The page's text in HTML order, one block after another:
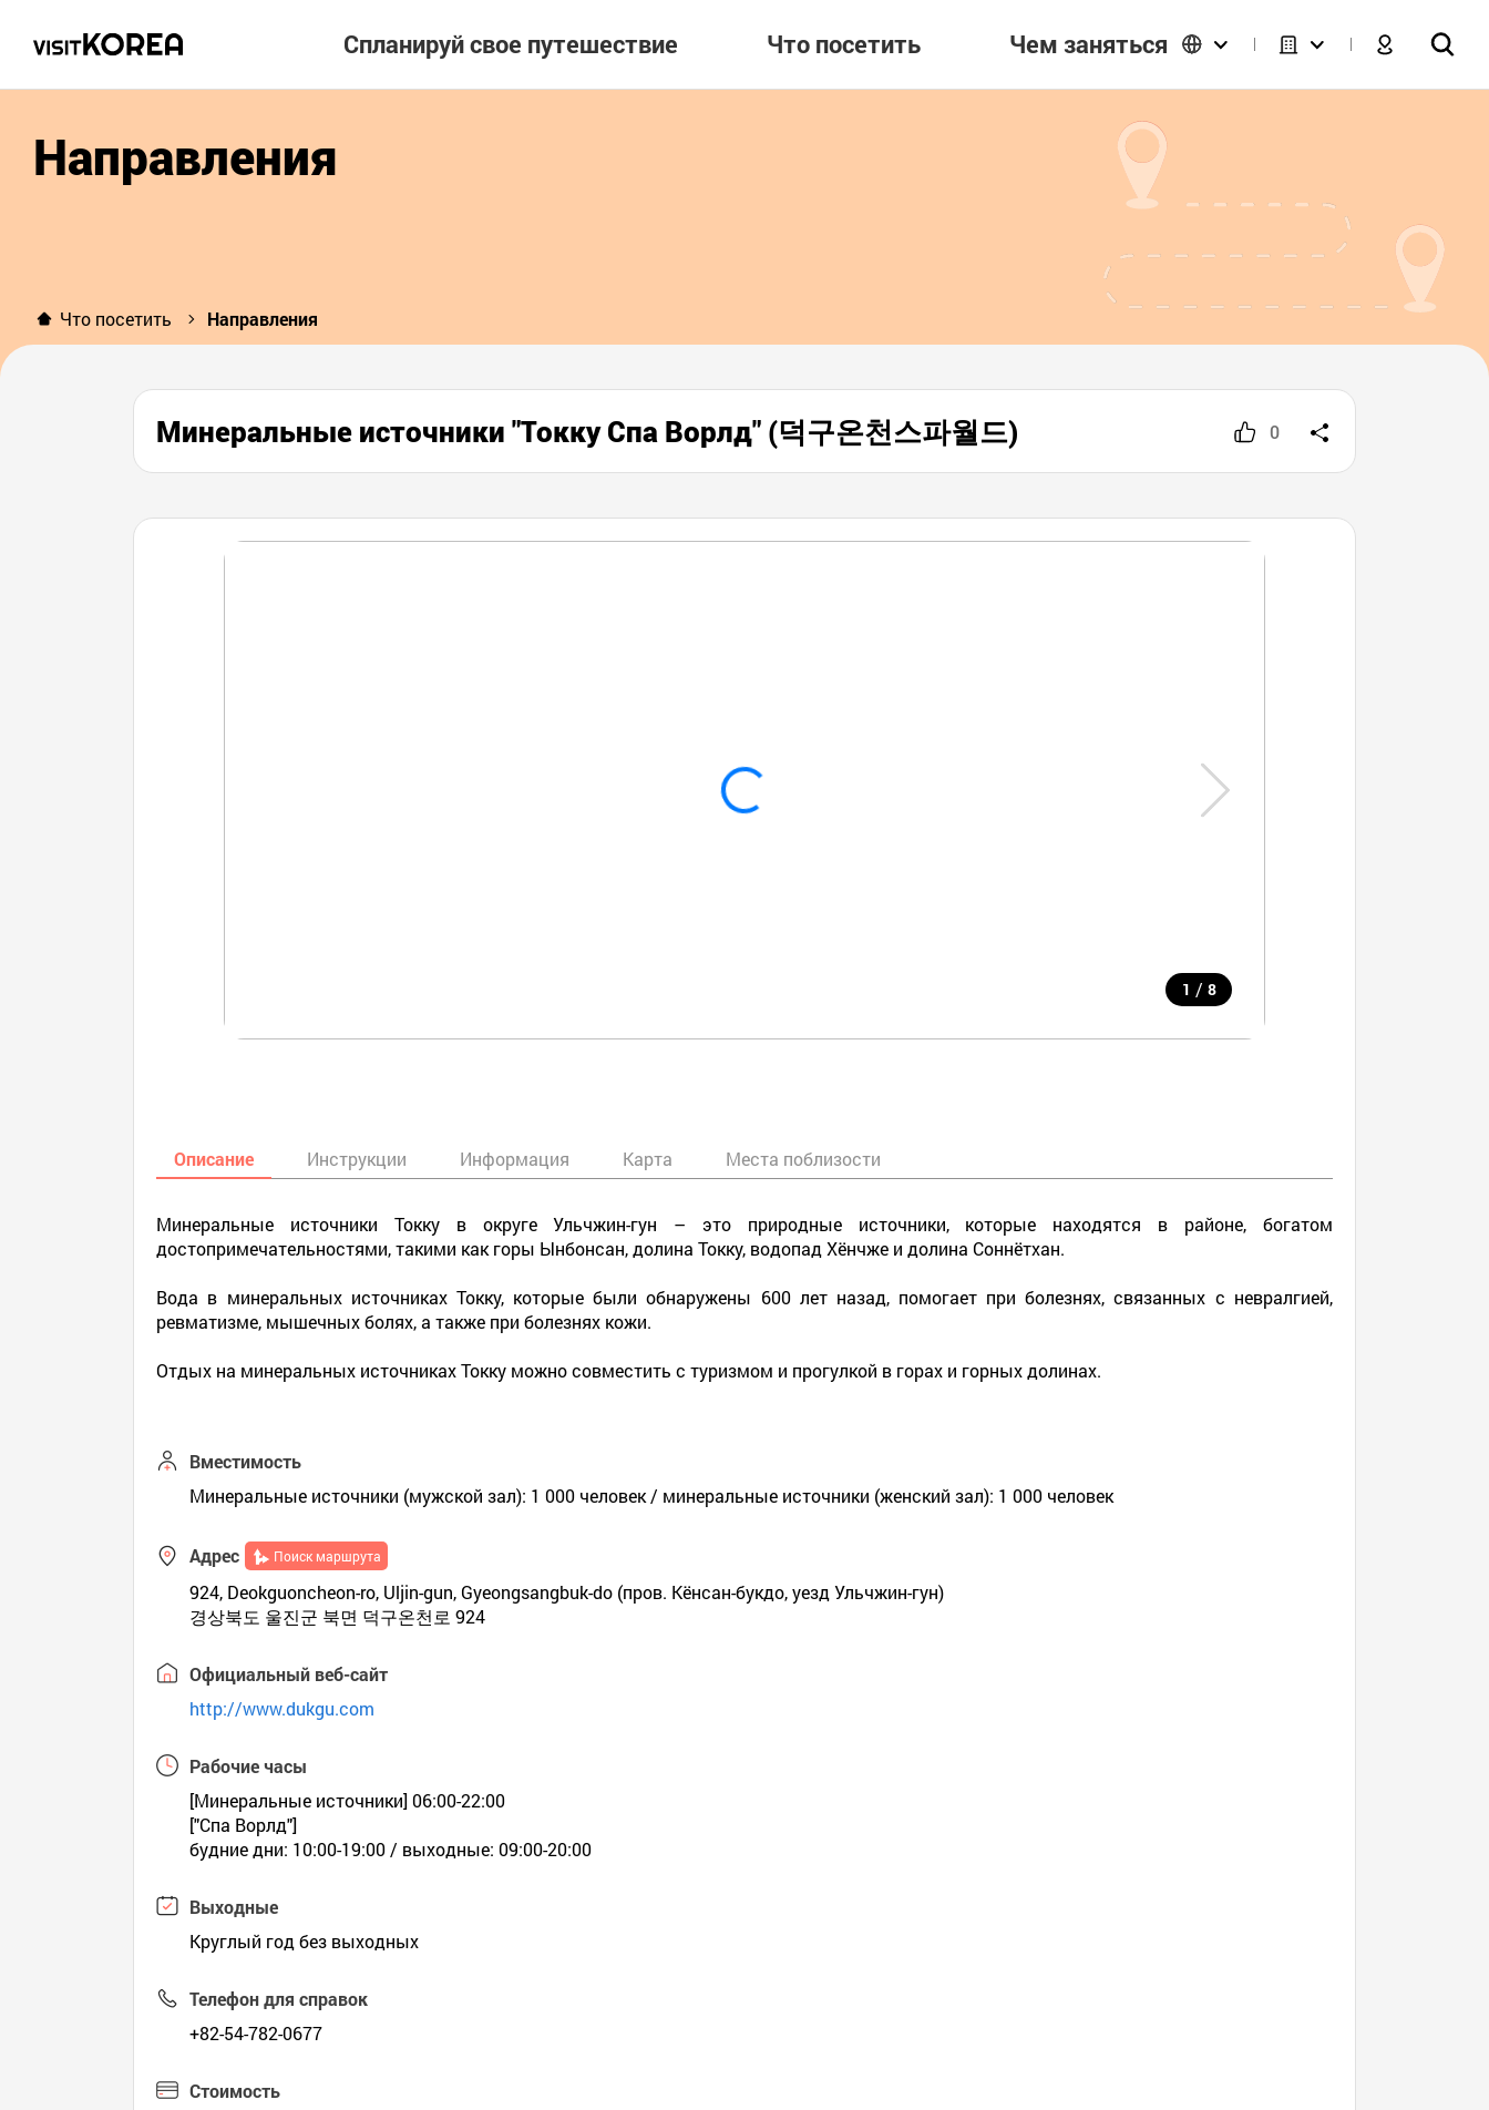
Спланируй свое путешествие Что посетить Чем заняться
Направления
Что посетить Направления
Минеральные источники "Токку Спа Ворлд" (덕구온천스파월드) 0
1 / 8
Описание Инструкции Информация Карта Места поблизости
Минеральные источники Токку в округе Ульчжин-гун – это природные источники, которые находятся в районе, богатом
достопримечательностями, такими как горы Ынбонсан, долина Токку, водопад Хёнчже и долина Соннётхан.
Вода в минеральных источниках Токку, которые были обнаружены 600 лет назад, помогает при болезнях, связанных с невралгией,
ревматизме, мышечных болях, а также при болезнях кожи.
Отдых на минеральных источниках Токку можно совместить с туризмом и прогулкой в горах и горных долинах.
Вместимость
Минеральные источники (мужской зал): 1 000 человек / минеральные источники (женский зал): 1 000 человек
Адрес Поиск маршрута
924, Deokguoncheon-ro, Uljin-gun, Gyeongsangbuk-do (пров. Кёнсан-букдо, уезд Ульчжин-гун)
경상북도 울진군 북면 덕구온천로 924
Официальный веб-сайт
http://www.dukgu.com
Рабочие часы
[Минеральные источники] 06:00-22:00
["Спа Ворлд"]
будние дни: 10:00-19:00 / выходные: 09:00-20:00
Выходные
Круглый год без выходных
Телефон для справок
+82-54-782-0677
Стоимость